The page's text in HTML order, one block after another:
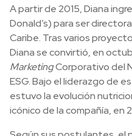
A partir de 2015, Diana
Donald’s) para ser
Caribe. Tras varios
Diana se convirtió, en
MarketingCorporativo del
ESG. Bajo el liderazgo de
estuvo la evolución
icónico de la compañía, en